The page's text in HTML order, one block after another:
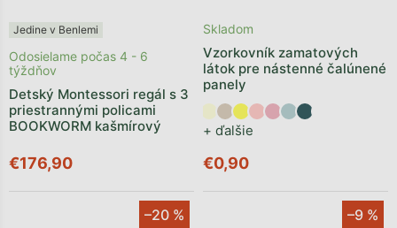
Jedine v Benlemi
Detský Montessori regál s 3
priestrannými policami
BOOKWORM kašmírový
Odosielame počas 4 - 6
týždňov
€176,90
Vzorkovník zamatových
látok pre nástenné čalúnené
panely
+ ďalšie
Skladom
€0,90
–20 % –9 %